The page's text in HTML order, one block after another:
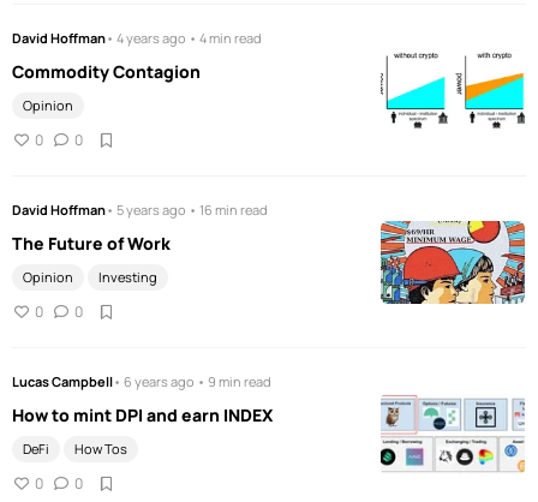
David Hoffman• 4 years ago • 4 min read
Commodity Contagion
Opinion
0 0
David Hoffman• 5 years ago • 16 min read
The Future of Work
Opinion Investing
0 0
Lucas Campbell• 6 years ago • 9 min read
How to mint DPI and earn INDEX
DeFi How Tos
0 0